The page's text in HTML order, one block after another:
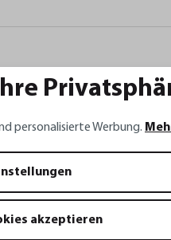
er gereinigt?
personalisierte Werbung.
akzeptieren